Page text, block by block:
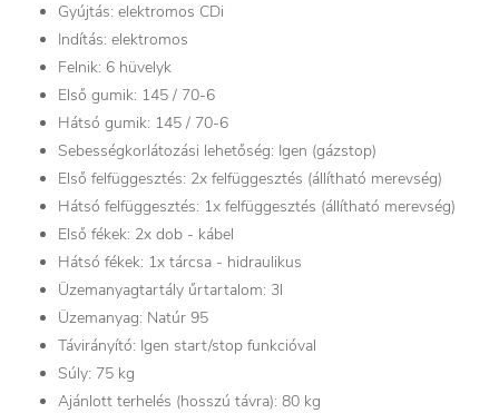
Gyújtás: elektromos CDi
Indítás: elektromos
Felnik: 6 hüvelyk
Első gumik: 145 / 70-6
Hátsó gumik: 145 / 70-6
Sebességkorlátozási lehetőség: Igen (gázstop)
Első felfüggesztés: 2x felfüggesztés (állítható merevség)
Hátsó felfüggesztés: 1x felfüggesztés (állítható merevség)
Első fékek: 2x dob - kábel
Hátsó fékek: 1x tárcsa - hidraulikus
Üzemanyagtartály űrtartalom: 3l
Üzemanyag: Natúr 95
Távirányító: Igen start/stop funkcióval
Súly: 75 kg
Ajánlott terhelés (hosszú távra): 80 kg